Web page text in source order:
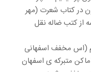
در کتاب شعرت (مهر
از کتب ضاله نقل
(اس مخفف اسفهانی
متبرکه ی اسفهان